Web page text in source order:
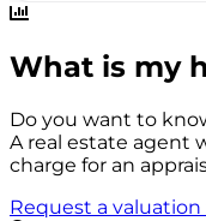
What is my
Do you want to
A real estate agent
charge for an
Request a valuation